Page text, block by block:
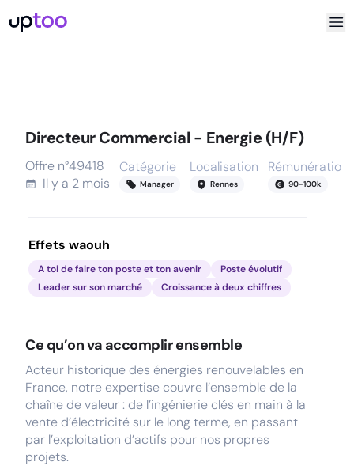
Directeur Commercial - Energie (H/F)
Offre n°49418
Il y a 2 mois
Catégorie
Manager
Localisation
Rennes
Rémunération
90-100k
Effets waouh
A toi de faire ton poste et ton avenir
Poste évolutif
Leader sur son marché
Croissance à deux chiffres
Ce qu’on va accomplir ensemble
Acteur historique des énergies renouvelables en
France, notre expertise couvre l’ensemble de la
chaîne de valeur : de l’ingénierie clés en main à la
vente d’électricité sur le long terme, en passant
par l’exploitation d’actifs pour nos propres
projets.